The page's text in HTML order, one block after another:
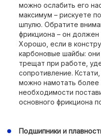
можно ослабить его
максимум – рискуете
шпулю. Обратите
фрикциона – он должен
Хорошо, если в
карбоновые шайбы:
трещат при работе,
сопротивление.
можно намотать более
необходимости
основного фрикциона
Подшипники и